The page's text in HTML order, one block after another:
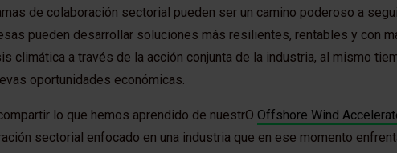
de colaboración sectorial pueden ser un camino poderoso a
pueden desarrollar soluciones más resilientes, rentables y con
climática a través de la acción conjunta de la industria, al mismo
oportunidades económicas.
lo que hemos aprendido de nuestrO Offshore Wind
sectorial enfocado en una industria que en ese momento